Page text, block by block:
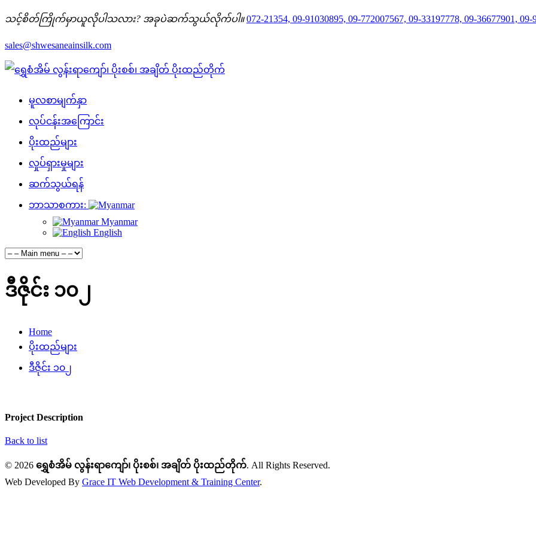
သင့်စိတ်ကြိုက်မှာယူလိုပါသလား? အခုပဲဆက်သွယ်လိုက်ပါ။ 072-21354, 09-91030895, 09-772007567, 09-33197778, 09-36677901, 09-
sales@shwesaneainsilk.com
မူလစာမျက်နှာ
လုပ်ငန်းအကြောင်း
ပိုးထည်များ
လှုပ်ရှားမှုများ
ဆက်သွယ်ရန်
ဘာသာစကား:
Myanmar
English
ဒီဇိုင်း ၁၀၂
Home
ပိုးထည်များ
ဒီဇိုင်း ၁၀၂
Project Description
Back to list
© 2026 ရွှေစံအိမ် လွန်းရာကျော်၊ ပိုးစစ်၊ အချိတ် ပိုးထည်တိုက်. All Rights Reserved.
Web Developed By Grace IT Web Development & Training Center.